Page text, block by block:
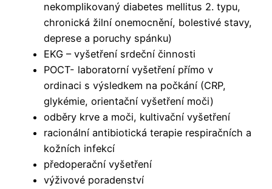
nekomplikovaný diabetes mellitus 2. typu,
chronická žilní onemocnění, bolestivé stavy,
deprese a poruchy spánku)
EKG – vyšetření srdeční činnosti
POCT- laboratorní vyšetření přímo v
ordinaci s výsledkem na počkání (CRP,
glykémie, orientační vyšetření moči)
odběry krve a moči, kultivační vyšetření
racionální antibiotická terapie respiračních a
kožních infekcí
předoperační vyšetření
výživové poradenství